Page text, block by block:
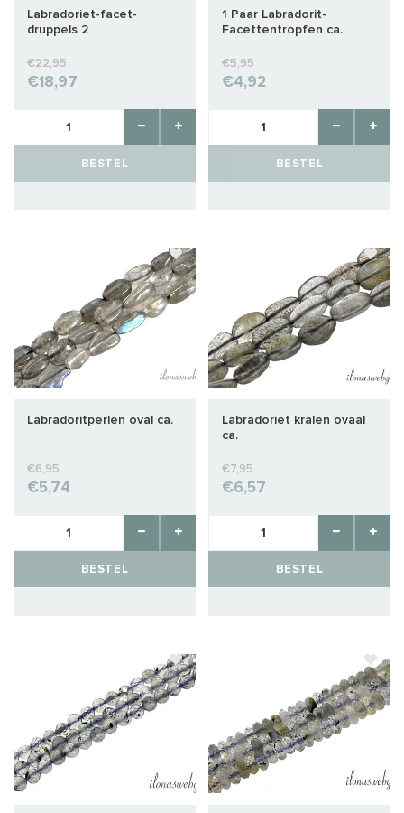
Labradoriet-facet-
druppels 2
€22,95
€18,97
BESTEL
1 Paar Labradorit-
Facettentropfen ca.
€5,95
€4,92
BESTEL
Labradoritperlen oval ca.
€6,95
€5,74
BESTEL
Labradoriet kralen ovaal
ca.
€7,95
€6,57
BESTEL